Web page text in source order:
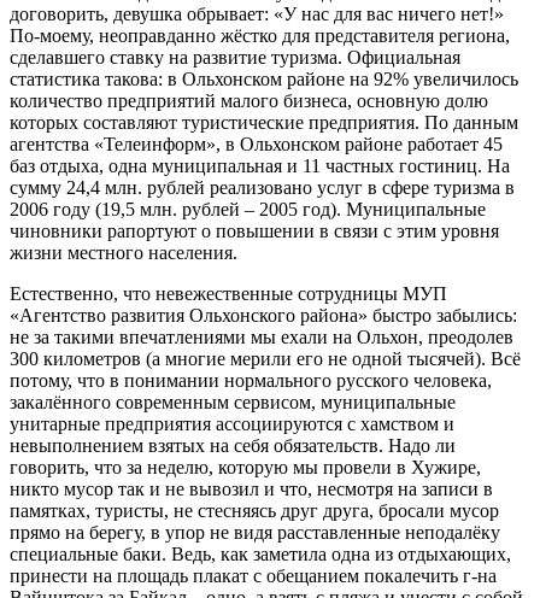
договорить, девушка обрывает: «У нас для вас ничего нет!»
По-моему, неоправданно жёстко для представителя региона,
сделавшего ставку на развитие туризма. Официальная
статистика такова: в Ольхонском районе на 92% увеличилось
количество предприятий малого бизнеса, основную долю
которых составляют туристические предприятия. По данным
агентства «Телеинформ», в Ольхонском районе работает 45
баз отдыха, одна муниципальная и 11 частных гостиниц. На
сумму 24,4 млн. рублей реализовано услуг в сфере туризма в
2006 году (19,5 млн. рублей – 2005 год). Муниципальные
чиновники рапортуют о повышении в связи с этим уровня
жизни местного населения.
Естественно, что невежественные сотрудницы МУП
«Агентство развития Ольхонского района» быстро забылись:
не за такими впечатлениями мы ехали на Ольхон, преодолев
300 километров (а многие мерили его не одной тысячей). Всё
потому, что в понимании нормального русского человека,
закалённого современным сервисом, муниципальные
унитарные предприятия ассоциируются с хамством и
невыполнением взятых на себя обязательств. Надо ли
говорить, что за неделю, которую мы провели в Хужире,
никто мусор так и не вывозил и что, несмотря на записи в
памятках, туристы, не стесняясь друг друга, бросали мусор
прямо на берегу, в упор не видя расставленные неподалёку
специальные баки. Ведь, как заметила одна из отдыхающих,
принести на площадь плакат с обещанием покалечить г-на